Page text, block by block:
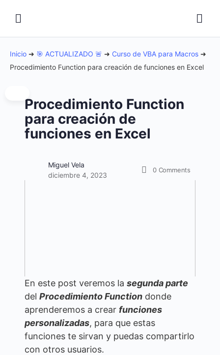
Inicio ➜ 🎯 ACTUALIZADO 🚨 ➜ Curso de VBA para Macros ➜
Procedimiento Function para creación de funciones en Excel
Procedimiento Function
para creación de
funciones en Excel
Miguel Vela
diciembre 4, 2023
0 Comments
En este post veremos la segunda parte
del Procedimiento Function donde
aprenderemos a crear funciones
personalizadas, para que estas
funciones te sirvan y puedas compartirlo
con otros usuarios.